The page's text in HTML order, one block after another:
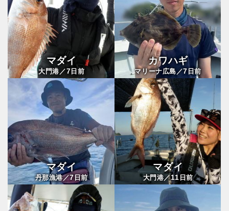
マダイ
大門港／7日前
カワハギ
マリーナ広島／7 日前
マダイ
丹那漁港／7 日前
マダイ
大門港／11 日前